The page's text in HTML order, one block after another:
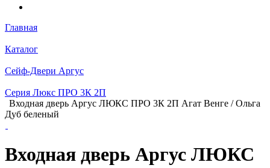
Главная
Каталог
Сейф-Двери Аргус
Серия Люкс ПРО 3К 2П
Входная дверь Аргус ЛЮКС ПРО 3К 2П Агат Венге / Ольга
Дуб беленый
Входная дверь Аргус ЛЮКС